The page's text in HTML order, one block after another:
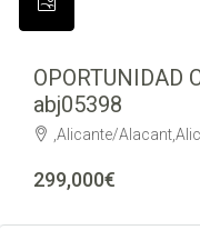
OPORTUNIDAD
abj05398
,Alicante/
299,000€